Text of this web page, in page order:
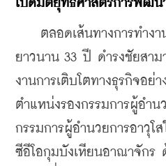
เปิดมิติยุทธศาสตร์การพัฒน
ตลอดเส้นทางการทำงา
ยาวนาน 33 ปี ดำรงชัยสาม
งานการเติบโตทางธุรกิจอย่
ตำแหน่งรองกรรมการผู้อำน
กรรมการผู้อำนวยการอาวุโ
ซีอีโอกุมบังเหียนอาณาจักร